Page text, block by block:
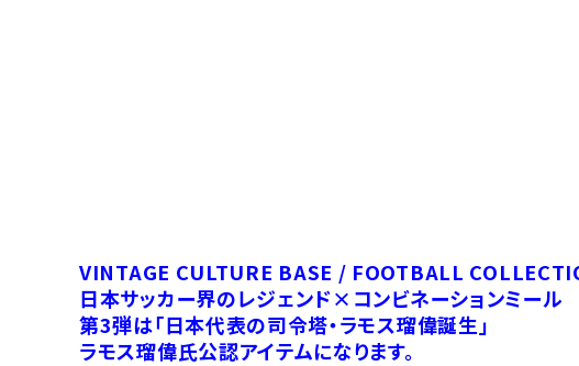
VINTAGE CULTURE BASE / FOOTBALL
日本サッカー界のレジェンド×コンビネーションミール
第3弾は「日本代表の司令塔・ラモス瑠偉誕生」
ラモス瑠偉氏公認アイテムになります。